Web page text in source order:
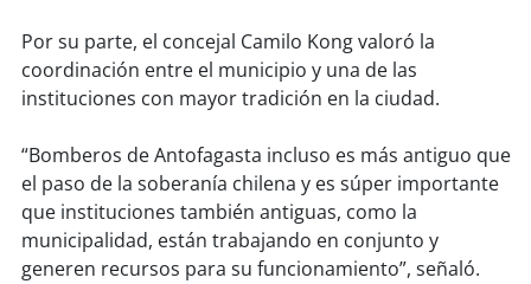
Por su parte, el concejal Camilo Kong valoró la
coordinación entre el municipio y una de las
instituciones con mayor tradición en la ciudad.
“Bomberos de Antofagasta incluso es más antiguo que
el paso de la soberanía chilena y es súper importante
que instituciones también antiguas, como la
municipalidad, están trabajando en conjunto y
generen recursos para su funcionamiento”, señaló.